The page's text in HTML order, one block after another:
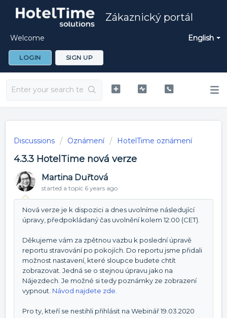
Zákaznický portál
English
Welcome
LOGIN SIGN UP
Discussions Oznámení HotelTime oznámení
4.3.3 HotelTime nová verze
Martina Duřtová
started a topic 6 years ago
Nová verze je k dispozici a dnes uvolníme následující
úpravy, předpokládaný čas uvolnění kolem 12:00 (CET).
Děkujeme vám za zpětnou vazbu k poslední úpravě
reportu stravování po pokojích. Do reportu jsme přidali
možnost nastavení, které sloupce budete chtít
zobrazovat. Jedná se o stejnou úpravu jako na
Nájezdech. Je možné si tedy poznámky ze zobrazení
vypnout. Návod najdete zde.
Pro ty, kteří se nestihli přihlásit na Webinář 19.03.2020